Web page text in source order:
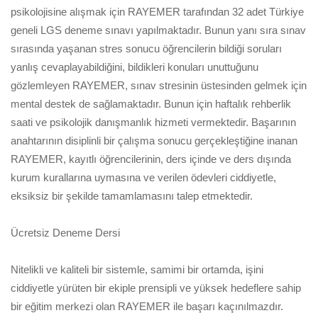
psikolojisine alışmak için RAYEMER tarafından 32 adet Türkiye
geneli LGS deneme sınavı yapılmaktadır. Bunun yanı sıra sınav
sırasında yaşanan stres sonucu öğrencilerin bildiği soruları
yanlış cevaplayabildiğini, bildikleri konuları unuttuğunu
gözlemleyen RAYEMER, sınav stresinin üstesinden gelmek için
mental destek de sağlamaktadır. Bunun için haftalık rehberlik
saati ve psikolojik danışmanlık hizmeti vermektedir. Başarının
anahtarının disiplinli bir çalışma sonucu gerçekleştiğine inanan
RAYEMER, kayıtlı öğrencilerinin, ders içinde ve ders dışında
kurum kurallarına uymasına ve verilen ödevleri ciddiyetle,
eksiksiz bir şekilde tamamlamasını talep etmektedir.
Ücretsiz Deneme Dersi
Nitelikli ve kaliteli bir sistemle, samimi bir ortamda, işini
ciddiyetle yürüten bir ekiple prensipli ve yüksek hedeflere sahip
bir eğitim merkezi olan RAYEMER ile başarı kaçınılmazdır.